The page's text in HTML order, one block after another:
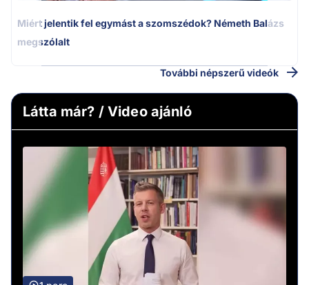
Miért jelentik fel egymást a szomszédok? Németh Balázs
megszólalt
További népszerű videók
Látta már? / Video ajánló